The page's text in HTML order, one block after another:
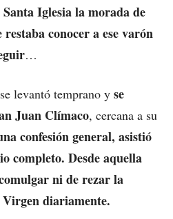
Iglesia la morada de
conocer a ese varón
…
se levantó temprano y se
Juan Clímaco, cercana a su
confesión general, asistió
completo. Desde aquella
ni de rezar la
diariamente.